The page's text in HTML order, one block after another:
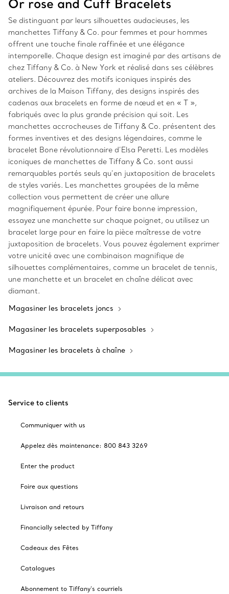
Or rose and Cuff Bracelets
Se distinguant par leurs silhouettes audacieuses, les
manchettes Tiffany & Co. pour femmes et pour hommes
offrent une touche finale raffinée et une élégance
intemporelle. Chaque design est imaginé par des artisans de
chez Tiffany & Co. à New York et réalisé dans ses célèbres
ateliers. Découvrez des motifs iconiques inspirés des
archives de la Maison Tiffany, des designs inspirés des
cadenas aux bracelets en forme de nœud et en « T »,
fabriqués avec la plus grande précision qui soit. Les
manchettes accrocheuses de Tiffany & Co. présentent des
formes inventives et des designs légendaires, comme le
bracelet Bone révolutionnaire d’Elsa Peretti. Les modèles
iconiques de manchettes de Tiffany & Co. sont aussi
remarquables portés seuls qu’en juxtaposition de bracelets
de styles variés. Les manchettes groupées de la même
collection vous permettent de créer une allure
magnifiquement épurée. Pour faire bonne impression,
essayez une manchette sur chaque poignet, ou utilisez un
bracelet large pour en faire la pièce maîtresse de votre
juxtaposition de bracelets. Vous pouvez également exprimer
votre unicité avec une combinaison magnifique de
silhouettes complémentaires, comme un bracelet de tennis,
une manchette et un bracelet en chaîne délicat avec
diamant.
Magasiner les bracelets joncs
Magasiner les bracelets superposables
Magasiner les bracelets à chaîne
Service to clients
Communiquer with us
Appelez dès maintenance: 800 843 3269
Enter the product
Foire aux questions
Livraison and retours
Financially selected by Tiffany
Cadeaux des Fêtes
Catalogues
Abonnement to Tiffany's courriels